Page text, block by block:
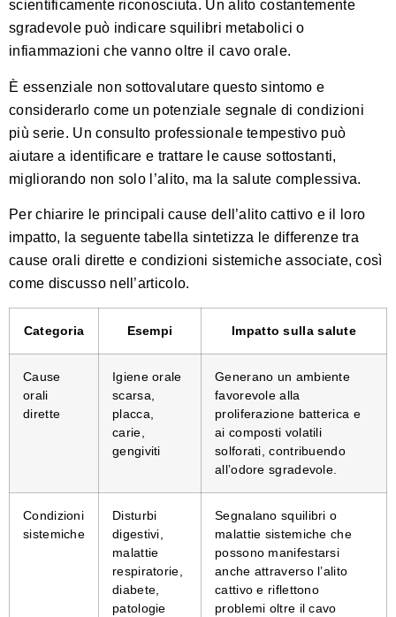
scientificamente riconosciuta. Un alito costantemente
sgradevole può indicare squilibri metabolici o
infiammazioni che vanno oltre il cavo orale.
È essenziale non sottovalutare questo sintomo e
considerarlo come un potenziale segnale di condizioni
più serie. Un consulto professionale tempestivo può
aiutare a identificare e trattare le cause sottostanti,
migliorando non solo l’alito, ma la salute complessiva.
Per chiarire le principali cause dell’alito cattivo e il loro
impatto, la seguente tabella sintetizza le differenze tra
cause orali dirette e condizioni sistemiche associate, così
come discusso nell’articolo.
Categoria Esempi Impatto sulla salute
Cause
orali
dirette
Igiene orale
scarsa,
placca,
carie,
gengiviti
Generano un ambiente
favorevole alla
proliferazione batterica e
ai composti volatili
solforati, contribuendo
all’odore sgradevole.
Condizioni
sistemiche
Disturbi
digestivi,
malattie
respiratorie,
diabete,
patologie
Segnalano squilibri o
malattie sistemiche che
possono manifestarsi
anche attraverso l’alito
cattivo e riflettono
problemi oltre il cavo